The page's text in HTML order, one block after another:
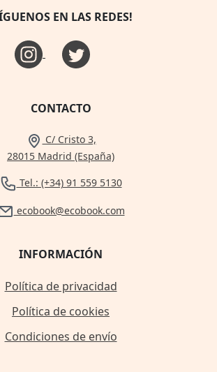
EN LAS REDES!
CONTACTO
C/ Cristo 3,
28015 Madrid (España)
Tel.: (+34) 91 559 5130
ecobook@ecobook.com
INFORMACIÓN
Política de privacidad
Política de cookies
Condiciones de envío